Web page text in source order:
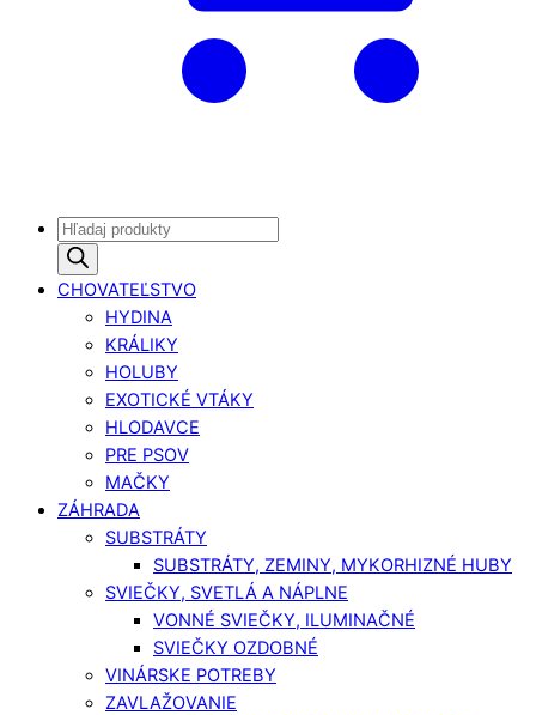
Products
search
CHOVATEĽSTVO
HYDINA
KRÁLIKY
HOLUBY
EXOTICKÉ VTÁKY
HLODAVCE
PRE PSOV
MAČKY
ZÁHRADA
SUBSTRÁTY
SUBSTRÁTY, ZEMINY, MYKORHIZNÉ HUBY
SVIEČKY, SVETLÁ A NÁPLNE
VONNÉ SVIEČKY, ILUMINAČNÉ
SVIEČKY OZDOBNÉ
VINÁRSKE POTREBY
ZAVLAŽOVANIE